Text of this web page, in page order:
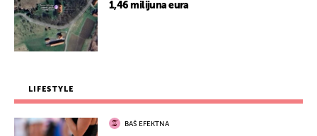
1,46 milijuna eura
LIFESTYLE
BAŠ EFEKTNA